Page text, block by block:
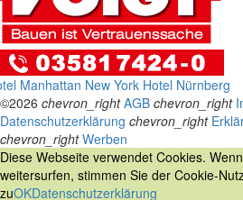
Manhattan New York Hotel Nürnberg
©2026 chevron_right AGB chevron_right
Datenschutzerklärung chevron_right
chevron_right Werben
Diese Webseite verwendet Cookies.
weitersurfen, stimmen Sie der Cookie-
zuOKDatenschutzerklärung